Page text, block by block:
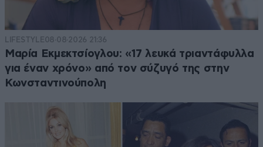
LIFESTYLE08·08·2026 21:36
Μαρία Εκμεκτσίογλου: «17 λευκά τριαντάφυλλα
για έναν χρόνο» από τον σύζυγό της στην
Κωνσταντινούπολη